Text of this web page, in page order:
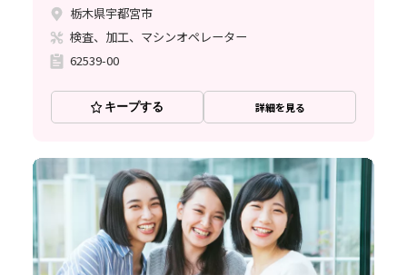
栃木県宇都宮市
検査、加工、マシンオペレーター
62539-00
キープする 詳細を見る